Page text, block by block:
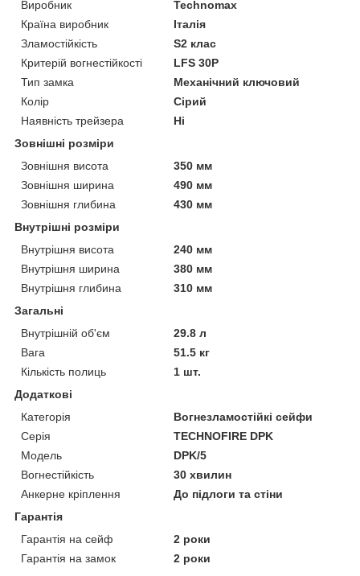
Виробник
Technomax
Країна виробник
Італія
Зламостійкість
S2 клас
Критерій вогнестійкості
LFS 30P
Тип замка
Механічний ключовий
Колір
Сірий
Наявність трейзера
Ні
Зовнішні розміри
Зовнішня висота
350 мм
Зовнішня ширина
490 мм
Зовнішня глибина
430 мм
Внутрішні розміри
Внутрішня висота
240 мм
Внутрішня ширина
380 мм
Внутрішня глибина
310 мм
Загальні
Внутрішній об'єм
29.8 л
Вага
51.5 кг
Кількість полиць
1 шт.
Додаткові
Категорія
Вогнезламостійкі сейфи
Серія
TECHNOFIRE DPK
Модель
DPK/5
Вогнестійкість
30 хвилин
Анкерне кріплення
До підлоги та стіни
Гарантія
Гарантія на сейф
2 роки
Гарантія на замок
2 роки